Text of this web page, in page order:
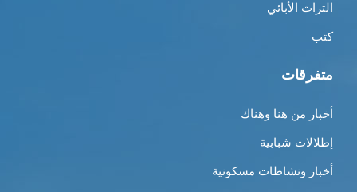
التراث الأبائي
كتب
متفرقات
أخبار من هنا وهناك
إطلالات شبابية
أخبار ونشاطات مسكونية